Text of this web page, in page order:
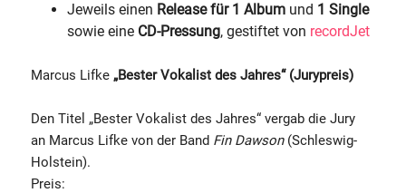
Jeweils einen Release für 1 Album und 1 Single
sowie eine CD-Pressung, gestiftet von recordJet
Marcus Lifke „Bester Vokalist des Jahres“ (Jurypreis)
Den Titel „Bester Vokalist des Jahres“ vergab die Jury
an Marcus Lifke von der Band Fin Dawson(Schleswig-
Holstein).
Preis: